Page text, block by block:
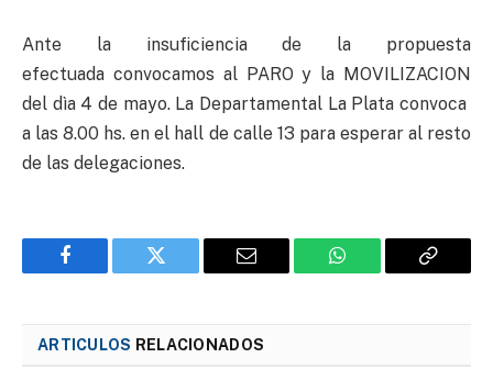
Ante la insuficiencia de la propuesta
efectuada convocamos al PARO y la MOVILIZACION
del dìa 4 de mayo. La Departamental La Plata convoca
a las 8.00 hs. en el hall de calle 13 para esperar al resto
de las delegaciones.
Facebook Twitter Email WhatsApp Copy
ARTICULOS RELACIONADOS